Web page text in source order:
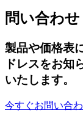
問い合わせ
製品や価格表
ドレスをお知
いたします。
今すぐお問い合